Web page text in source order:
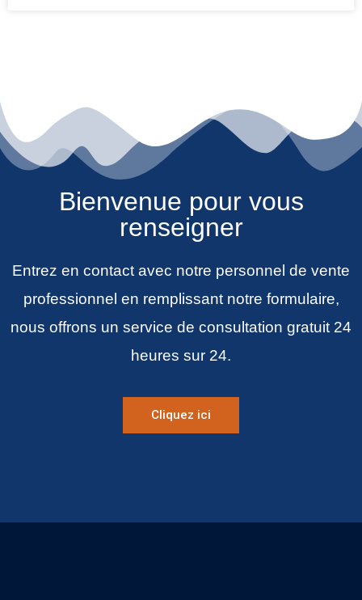
Bienvenue pour vous
renseigner
Entrez en contact avec notre personnel de vente
professionnel en remplissant notre formulaire,
nous offrons un service de consultation gratuit 24
heures sur 24.
Cliquez ici